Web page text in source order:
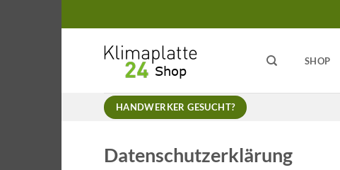
Inhalt
SHOP
HANDWERKER GESUCHT?
Datenschutzerklärung